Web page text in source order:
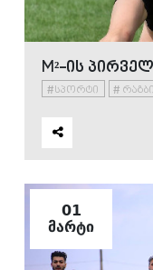
M²-ᲘᲡ
#ᲡᲞᲝᲠᲢᲘ # ᲠᲐᲒᲑᲘ
01
ᲛᲐᲠᲢᲘ